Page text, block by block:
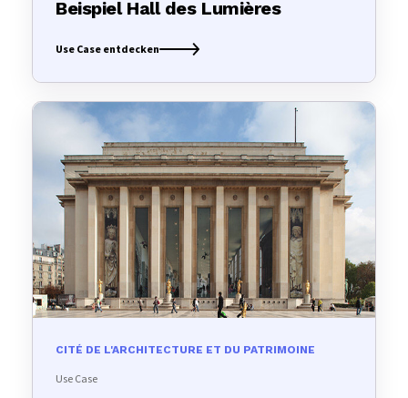
Beispiel Hall des Lumières
Use Case entdecken
CITÉ DE L'ARCHITECTURE ET DU PATRIMOINE
Use Case